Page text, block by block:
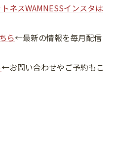
ネスWAMNESSインスタは
ら←最新の情報を毎月配信
←お問い合わせやご予約もこ